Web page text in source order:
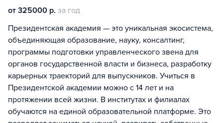
от 325000 р. за год
Президентская академия — это уникальная экосистема,
объединяющая образование, науку, консалтинг,
программы подготовки управленческого звена для
органов государственной власти и бизнеса, разработку
карьерных траекторий для выпускников. Учиться в
Президентской академии можно с 14 лет и на
протяжении всей жизни. В институтах и филиалах
обучаются на единой образовательной платформе. Это